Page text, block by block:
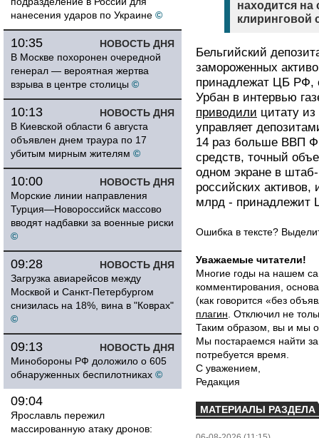
нанесения ударов по Украине ©
НОВОСТЬ ДНЯ
10:35
В Москве похоронен очередной
генерал — вероятная жертва
взрыва в центре столицы ©
НОВОСТЬ ДНЯ
10:13
В Киевской области 6 августа
объявлен днем траура по 17
убитым мирным жителям ©
НОВОСТЬ ДНЯ
10:00
Морские линии направления
Турция—Новороссийск массово
вводят надбавки за военные риски
©
НОВОСТЬ ДНЯ
09:28
Загрузка авиарейсов между
Москвой и Санкт-Петербургом
снизилась на 18%, вина в "Коврах"
©
НОВОСТЬ ДНЯ
09:13
Минобороны РФ доложило о 605
обнаруженных беспилотниках ©
09:04
Ярославль пережил
массированную атаку дронов:
находится на
клиринговой
Бельгийский
замороженных
принадлежат ЦБ РФ,
Урбан в интервью
приводили цитату
управляет
14 раз больше ВВП
средств, точный
одном экране в
российских активов,
млрд - принадлежит
Ошибка в тексте?
Уважаемые читатели!
Многие годы на нашем
комментирования,
(как говорится «без
плагин . Отключил не
Таким образом, вы и мы
Мы постараемся найти
потребуется время.
С уважением,
Редакция
МАТЕРИАЛЫ РАЗДЕЛА